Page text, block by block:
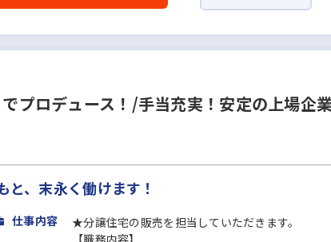
でプロデュース！/手当充実！安定の上場企
、末永く働けます！
仕事内容
★分譲住宅の販売を担当していただきます。
【職務内容】